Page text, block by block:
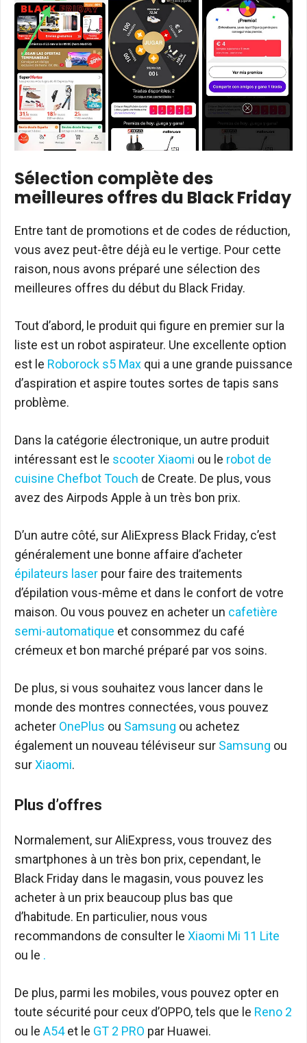
Sélection complète des
meilleures offres du Black Friday
Entre tant de promotions et de codes de réduction,
vous avez peut-être déjà eu le vertige. Pour cette
raison, nous avons préparé une sélection des
meilleures offres du début du Black Friday.
Tout d’abord, le produit qui figure en premier sur la
liste est un robot aspirateur. Une excellente option
est le Roborock s5 Max qui a une grande puissance
d’aspiration et aspire toutes sortes de tapis sans
problème.
Dans la catégorie électronique, un autre produit
intéressant est le scooter Xiaomi ou le robot de
cuisine Chefbot Touch de Create. De plus, vous
avez des Airpods Apple à un très bon prix.
D’un autre côté, sur AliExpress Black Friday, c’est
généralement une bonne affaire d’acheter
épilateurs laser pour faire des traitements
d’épilation vous-même et dans le confort de votre
maison. Ou vous pouvez en acheter un cafetière
semi-automatique et consommez du café
crémeux et bon marché préparé par vos soins.
De plus, si vous souhaitez vous lancer dans le
monde des montres connectées, vous pouvez
acheter OnePlus ou Samsung ou achetez
également un nouveau téléviseur sur Samsung ou
surXiaomi.
Plus d’offres
Normalement, sur AliExpress, vous trouvez des
smartphones à un très bon prix, cependant, le
Black Friday dans le magasin, vous pouvez les
acheter à un prix beaucoup plus bas que
d’habitude. En particulier, nous vous
recommandons de consulter le Xiaomi Mi 11 Lite
ou le .
De plus, parmi les mobiles, vous pouvez opter en
toute sécurité pour ceux d’OPPO, tels que le Reno 2
ou le A54et le GT 2 PRO par Huawei.